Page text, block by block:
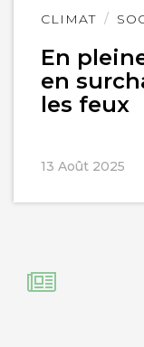
CLIMAT
En
en
les feux
13 Août 2025
Lire